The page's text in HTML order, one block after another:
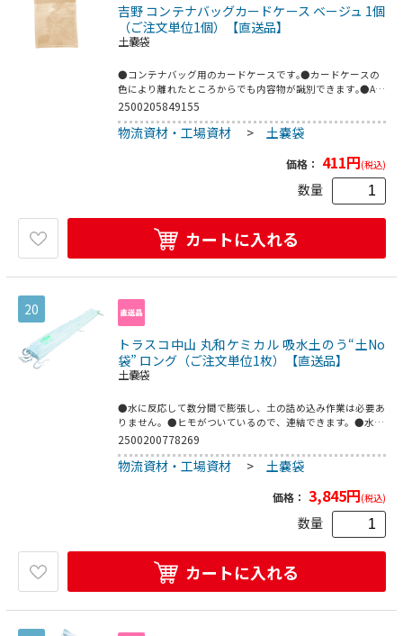
吉野 コンテナバッグカードケース ベージュ 1個
（ご注文単位1個）【直送品】
土嚢袋
●コンテナバッグ用のカードケースです｡●カードケースの
色により離れたところからでも内容物が識別できます｡●A5
サイズがぴったりです｡●内容物やロット番号、所有区分な
(mm):250●横(mm):160●色:ベージュ●本体:ポリプロピレ
2500205849155
物流資材・工場資材 > 土嚢袋
価格： 411円(税込)
数量
カートに入れる
20
トラスコ中山 丸和ケミカル 吸水土のう“土No
袋” ロング（ご注文単位1枚）【直送品】
土嚢袋
●水に反応して数分間で膨張し、土の詰め込み作業は必要あ
りません。●ヒモがついているので、連結できます。●水害
対策。●家屋などへの浸水防止。●吸水前本体寸法(mm)縦
さ：約200×2000×200●吸水後重量(kg)：約80●タイプ：
080023-VE(722のみ)●不織布(滑り止め:天然ゴム)●吸水ポ
2500200778269
物流資材・工場資材 > 土嚢袋
価格： 3,845円(税込)
数量
カートに入れる